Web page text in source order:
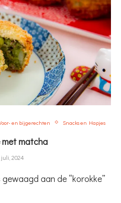
en bijgerechten Snacks en Hapjes
met matcha
2024
aan de “korokke”